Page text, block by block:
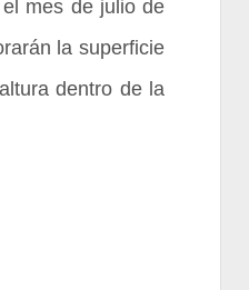
mes de julio de
la superficie
dentro de la